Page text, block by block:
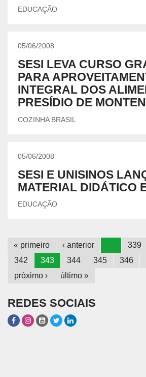
EDUCAÇÃO
05/06/2008
SESI LEVA CURSO
PARA
INTEGRAL DOS
PRESÍDIO DE
COZINHA BRASIL
05/06/2008
SESI E UNISINOS
MATERIAL DIDÁTICO
EDUCAÇÃO
« primeiro ‹ anterior … 339
342
343 344 345 346
próximo ›
último »
REDES SOCIAIS